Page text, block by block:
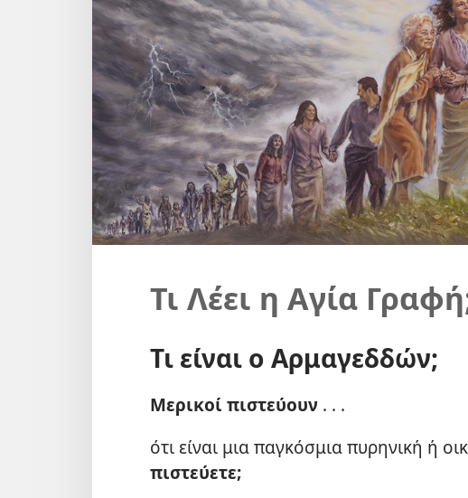
Τι Λέει η Αγία
Τι είναι ο Αρμαγεδδών;
Μερικοί πιστεύουν . . .
ότι είναι μια παγκόσμια πυρηνική ή
πιστεύετε;